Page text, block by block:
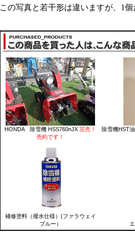
この写真と若干形は違いますが、1
HONDA 除雪機 HSS760nJX 完売！
売約です！
除雪機HST
補修塗料（撥水仕様）(ファラウェイ
ブルー）